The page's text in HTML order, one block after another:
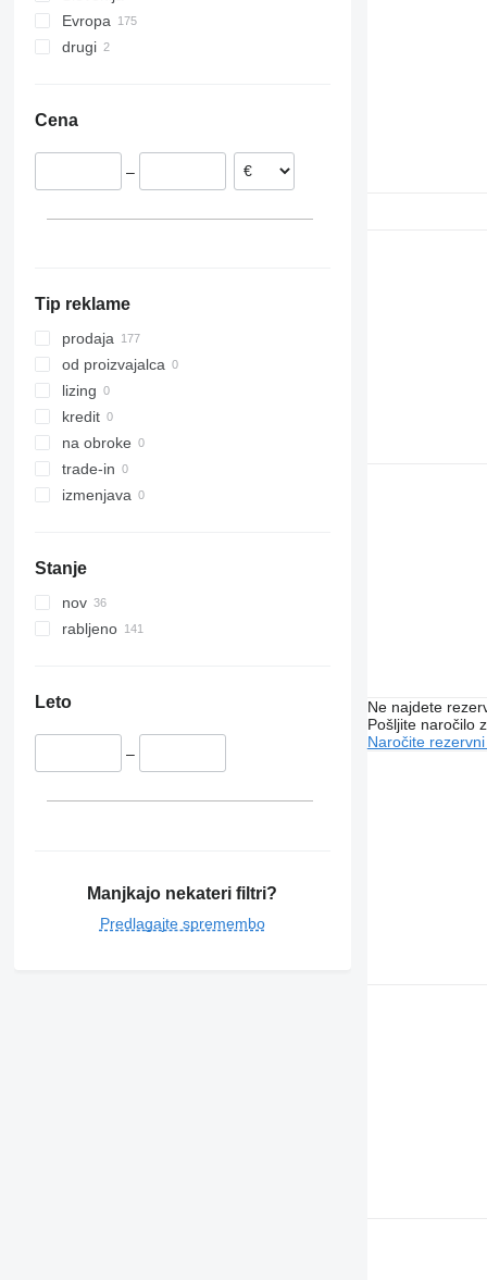
MB
O-series
Travego
G-series
N-series
Evropa
Nizozemska
Italija
drugi
Cena
–
Tip reklame
prodaja
od proizvajalca
lizing
kredit
na obroke
trade-in
izmenjava
Stanje
nov
rabljeno
Leto
–
Manjkajo nekateri filtri?
Predlagajte spremembo
Ne najdete
Pošljite naročilo
Naročite